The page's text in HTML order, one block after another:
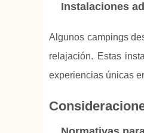
Instalaciones
Algunos campings
relajación. Estas
experiencias únicas